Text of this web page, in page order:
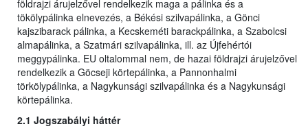
földrajzi árujelzővel rendelkezik maga a pálinka és a
tökölypálinka elnevezés, a Békési szilvapálinka, a Gönci
kajszibarack pálinka, a Kecskeméti barackpálinka, a Szabolcsi
almapálinka, a Szatmári szilvapálinka, ill. az Újfehértói
meggypálinka. EU oltalommal nem, de hazai földrajzi árujelzővel
rendelkezik a Göcseji körtepálinka, a Pannonhalmi
törkölypálinka, a Nagykunsági szilvapálinka és a Nagykunsági
körtepálinka.
2.1 Jogszabályi háttér